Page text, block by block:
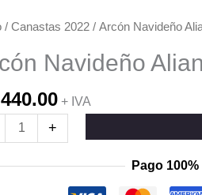
/ Canastas 2022 / Arcón Navideño
Navideño
+ IVA
+
Pago